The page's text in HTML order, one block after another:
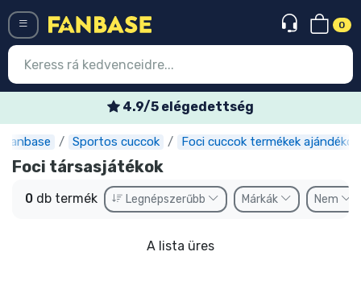
0
4.9/5 elégedettség
Fanbase Sportos cuccok Foci cuccok termékek ajándékok
Foci társasjátékok
0 db termék Legnépszerűbb Márkák Nem
A lista üres
Belépés Regisztráció
Legújabb cuccok